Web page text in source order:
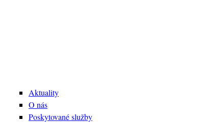
Aktuality
O nás
Poskytované služby